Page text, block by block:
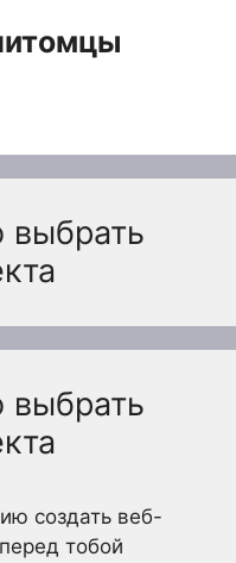
выбрать
выбрать
создать веб-
тобой